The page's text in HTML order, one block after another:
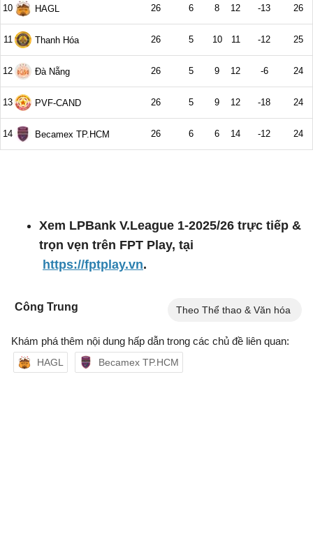
Xem LPBank V.League 1-2025/26 trực tiếp &
trọn vẹn trên FPT Play, tại
https://fptplay.vn.
Công Trung Theo Thể thao & Văn hóa
Khám phá thêm nội dung hấp dẫn trong các chủ đề liên quan:
HAGL Becamex TP.HCM